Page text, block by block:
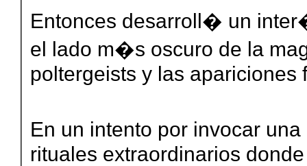
Entonces desarroll� un
el lado m�s oscuro de la
poltergeists y las apariciones
En un intento por invocar
rituales extraordinarios